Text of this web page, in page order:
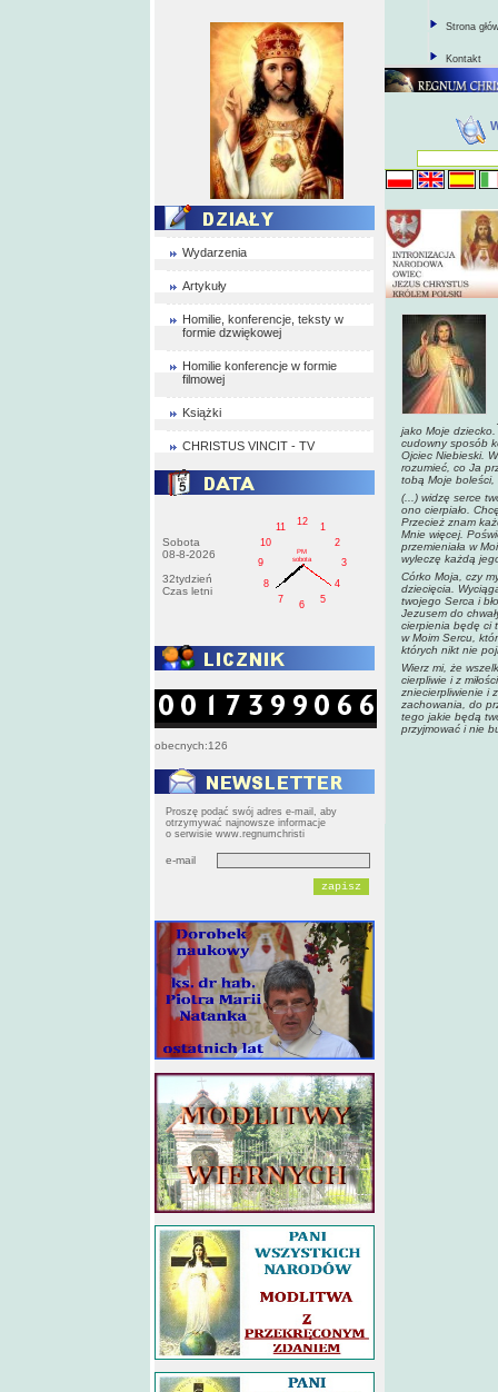
Wydarzenia
Artykuły
Homilie, konferencje, teksty w
formie dzwiękowej
Homilie konferencje w formie
filmowej
Książki
CHRISTUS VINCIT - TV
Sobota
08-8-2026
32tydzień
Czas letni
1
2
3
4
5
6
7
8
9
10
11
12
PM
sobota
obecnych:126
Proszę podać swój adres e-mail, aby
otrzymywać najnowsze informacje
o serwisie www.regnumchristi
e-mail
Strona
Kontakt
jako Moje dziecko.
cudowny sposób
Ojciec Niebieski.
rozumieć, co Ja
tobą Moje boleści,
(...) widzę serce
ono cierpiało.
Przecież znam
Mnie więcej.
przemieniała w
wyleczę każdą
Córko Moja, czy
dziecięcia.
twojego Serca i
Jezusem do
cierpienia będę ci
w Moim Sercu,
których nikt nie
Wierz mi, że
cierpliwie i z
zniecierpliwienie i
zachowania, do
tego jakie będą
przyjmować i nie